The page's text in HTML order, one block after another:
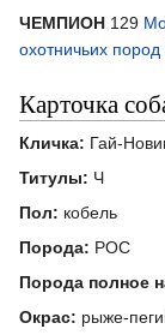
ЧЕМПИОН 129
охотничьих пород
Карточка
Кличка: Гай-
Титулы: Ч
Пол: кобель
Порода: РОС
Порода полное
Окрас: рыже-